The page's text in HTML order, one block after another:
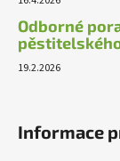
Odborné
19.2.2026
Informace